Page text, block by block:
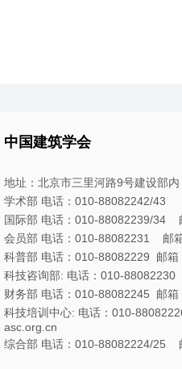
中国建筑学会
地址：北京市三里河路9号建设部内
学术部 电话：010-88082242/43
国际部 电话：010-88082239/34
会员部 电话：010-88082231 邮
科普部 电话：010-88082229 邮箱
科技咨询部: 电话：010-
财务部 电话：010-88082245 邮
科技培训中心: 电话：010-
asc.org.cn
综合部 电话：010-88082224/25